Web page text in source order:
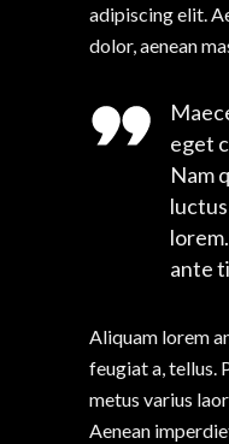
adipiscing elit.
dolor, aenean
eget
Nam
ante
Aliquam lorem
feugiat a, tellus.
metus varius
Aenean